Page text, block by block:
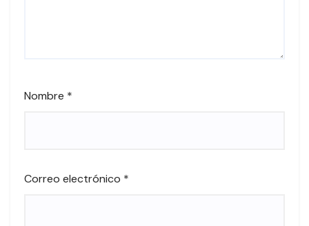
Nombre *
Correo electrónico *